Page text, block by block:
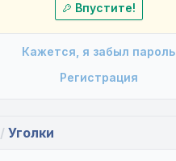
Впустите!
Кажется, я забыл пароль
Регистрация
/ Уголки